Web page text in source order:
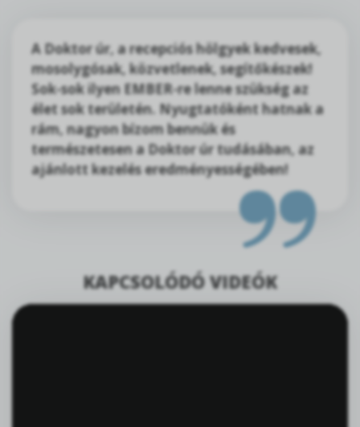
A Doktor úr, a recepciós hölgyek kedvesek,
mosolygósak, közvetlenek, segítőkészek!
Sok-sok ilyen EMBER-re lenne szükség az
élet sok területén. Nyugtatóként hatnak a
rám, nagyon bízom bennük és
természetesen a Doktor úr tudásában, az
ajánlott kezelés eredményességében!
KAPCSOLÓDÓ VIDEÓK